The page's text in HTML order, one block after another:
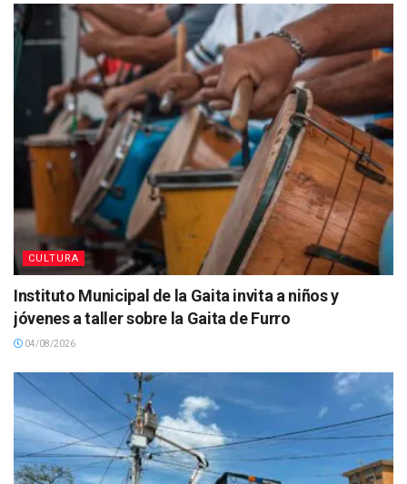
CULTURA
Instituto Municipal de la Gaita invita a niños y
jóvenes a taller sobre la Gaita de Furro
04/08/2026